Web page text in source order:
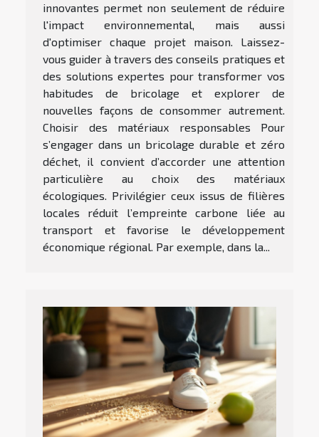
innovantes permet non seulement de réduire
l'impact environnemental, mais aussi
d'optimiser chaque projet maison. Laissez-
vous guider à travers des conseils pratiques et
des solutions expertes pour transformer vos
habitudes de bricolage et explorer de
nouvelles façons de consommer autrement.
Choisir des matériaux responsables Pour
s’engager dans un bricolage durable et zéro
déchet, il convient d’accorder une attention
particulière au choix des matériaux
écologiques. Privilégier ceux issus de filières
locales réduit l’empreinte carbone liée au
transport et favorise le développement
économique régional. Par exemple, dans la...